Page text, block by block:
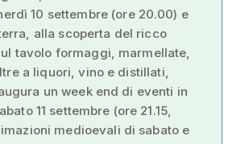
10 settembre (ore 20.00) e
alla scoperta del ricco
tavolo formaggi, marmellate,
a liquori, vino e distillati,
un week end di eventi in
11 settembre (ore 21.15,
medioevali di sabato e